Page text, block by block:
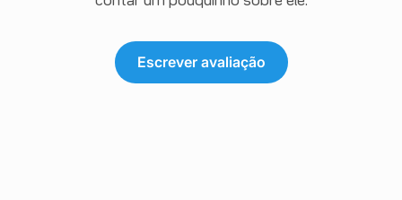
Escrever avaliação